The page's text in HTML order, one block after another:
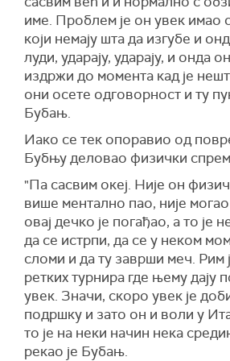
име. Проблем је он увек имао
који немају шта да изгубе и
луди, ударају, ударају, и онда
издржи до момента кад је
они осете одговорност и ту
Бубањ.
Иако се тек опоравио од
Бубњу деловао физички
"Па сасвим океј. Није он
више ментално пао, није
овај дечко је погађао, а то је
да се истрпи, да се у неком
сломи и да ту заврши меч. Рим
ретких турнира где њему дају
увек. Значи, скоро увек је
подршку и зато он и воли у
то је на неки начин нека
рекао је Бубањ.